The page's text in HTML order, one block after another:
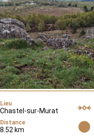
Lieu
Chastel-sur-Murat
Distance
8.52 km